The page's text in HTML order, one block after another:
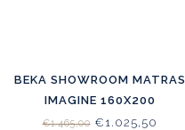
BEKA SHOWROOM MATRAS
IMAGINE 160X200
LIGCOMFORT MEDIUM/
€1.465,00€1.025,50